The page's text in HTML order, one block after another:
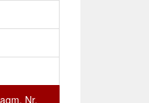
Nr.